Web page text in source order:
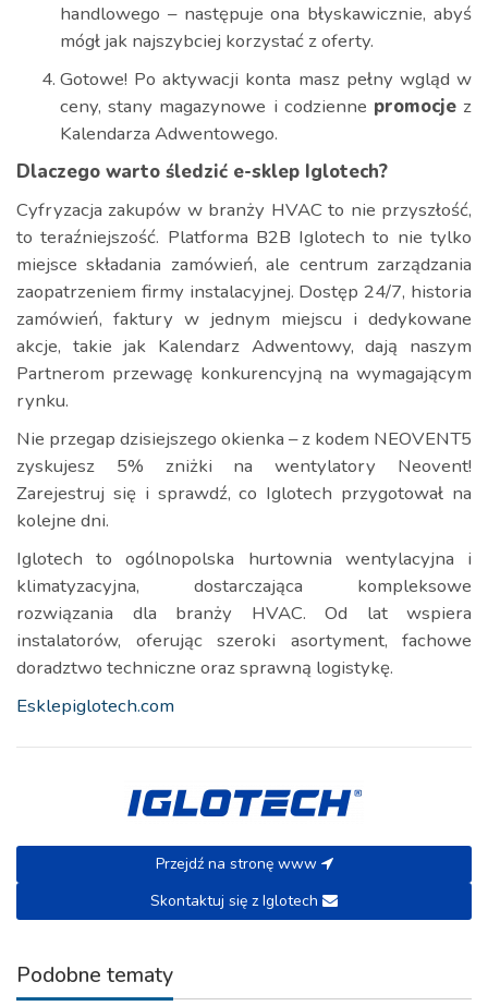
handlowego – następuje ona błyskawicznie, abyś
mógł jak najszybciej korzystać z oferty.
Gotowe! Po aktywacji konta masz pełny wgląd w
ceny, stany magazynowe i codzienne promocjez
Kalendarza Adwentowego.
Dlaczego warto śledzić e-sklep Iglotech?
Cyfryzacja zakupów w branży HVAC to nie przyszłość,
to teraźniejszość. Platforma B2B Iglotech to nie tylko
miejsce składania zamówień, ale centrum zarządzania
zaopatrzeniem firmy instalacyjnej. Dostęp 24/7, historia
zamówień, faktury w jednym miejscu i dedykowane
akcje, takie jak Kalendarz Adwentowy, dają naszym
Partnerom przewagę konkurencyjną na wymagającym
rynku.
Nie przegap dzisiejszego okienka – z kodem NEOVENT5
zyskujesz 5% zniżki na wentylatory Neovent!
Zarejestruj się i sprawdź, co Iglotech przygotował na
kolejne dni.
Iglotech to ogólnopolska hurtownia wentylacyjna i
klimatyzacyjna, dostarczająca kompleksowe
rozwiązania dla branży HVAC. Od lat wspiera
instalatorów, oferując szeroki asortyment, fachowe
doradztwo techniczne oraz sprawną logistykę.
Esklepiglotech.com
Przejdź na stronę www
Skontaktuj się z Iglotech
Podobne tematy